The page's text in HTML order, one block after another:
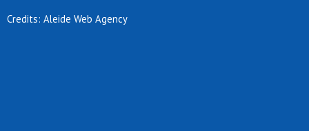
Credits: Aleide Web Agency